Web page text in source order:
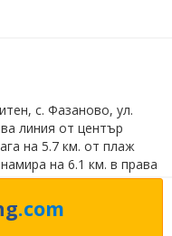
с. Фазаново, ул.
линия от център
на 5.7 км. от плаж
на 6.1 км. в права
изброените
Велика Холидейз
иХотел Демира -
.com